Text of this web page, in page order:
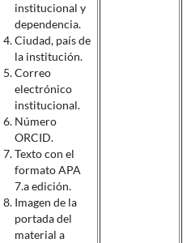
institucional y
dependencia.
Ciudad, país de
la institución.
Correo
electrónico
institucional.
Número
ORCID.
Texto con el
formato APA
7.aedición.
Imagen de la
portada del
material a